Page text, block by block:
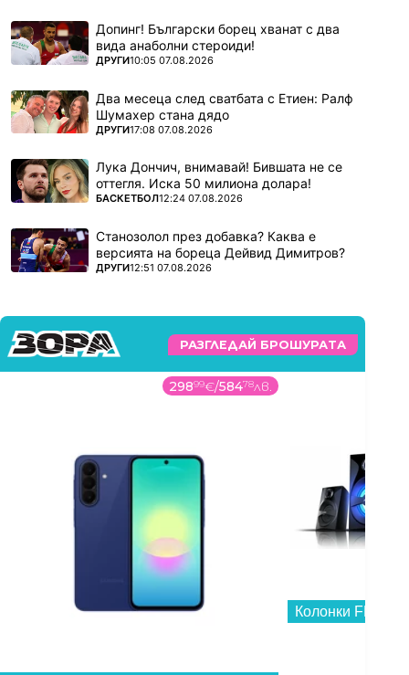
Допинг! Български борец хванат с два
вида анаболни стероиди!
ПОВЕЧЕ ОТ
ДРУГИ10:05 07.08.2026
Два месеца след сватбата с Етиен: Ралф
Шумахер стана дядо
ПОВЕЧЕ ОТ
ДРУГИ17:08 07.08.2026
Лука Дончич, внимавай! Бившата не се
оттегля. Иска 50 милиона долара!
ПОВЕЧЕ ОТ
БАСКЕТБОЛ12:24 07.08.2026
Станозолол през добавка? Каква е
версията на бореца Дейвид Димитров?
ПОВЕЧЕ ОТ
ДРУГИ12:51 07.08.2026
РАЗГЛЕДАЙ БРОШУРАТА
29899€/58478лв.
Колонки